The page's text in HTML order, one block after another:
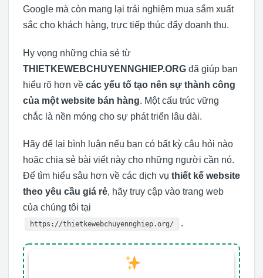
Google mà còn mang lại trải nghiệm mua sắm xuất
sắc cho khách hàng, trực tiếp thúc đẩy doanh thu.
Hy vọng những chia sẻ từ
THIETKEWEBCHUYENNGHIEP.ORG đã giúp bạn
hiểu rõ hơn về các yếu tố tạo nên sự thành công
của một website bán hàng. Một cấu trúc vững
chắc là nền móng cho sự phát triển lâu dài.
Hãy để lại bình luận nếu bạn có bất kỳ câu hỏi nào
hoặc chia sẻ bài viết này cho những người cần nó.
Để tìm hiểu sâu hơn về các dịch vụ thiết kế website
theo yêu cầu giá rẻ, hãy truy cập vào trang web
của chúng tôi tại
https://thietkewebchuyennghiep.org/ .